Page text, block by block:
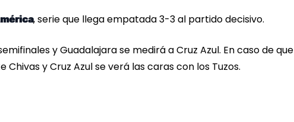
, serie que llega empatada 3-3 al partido decisivo.
y Guadalajara se medirá a Cruz Azul. En caso de que
y Cruz Azul se verá las caras con los Tuzos.